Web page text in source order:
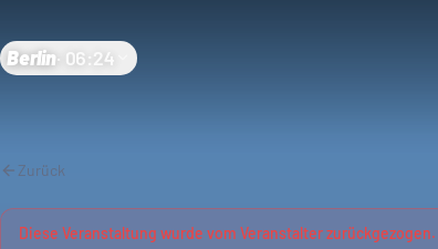
Berlin 06:24
Zurück
Diese Veranstaltung wurde vom Veranstalter zurückgezogen.